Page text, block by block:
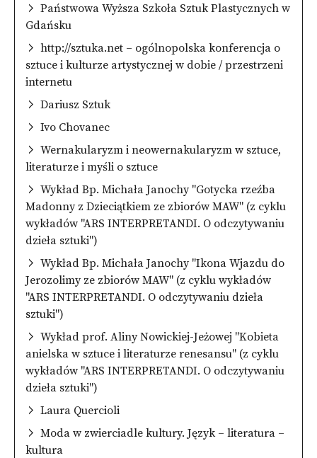
Państwowa Wyższa Szkoła Sztuk Plastycznych w
Gdańsku
http://sztuka.net – ogólnopolska konferencja o
sztuce i kulturze artystycznej w dobie / przestrzeni
internetu
Dariusz Sztuk
Ivo Chovanec
Wernakularyzm i neowernakularyzm w sztuce,
literaturze i myśli o sztuce
Wykład Bp. Michała Janochy "Gotycka rzeźba
Madonny z Dzieciątkiem ze zbiorów MAW" (z cyklu
wykładów "ARS INTERPRETANDI. O odczytywaniu
dzieła sztuki")
Wykład Bp. Michała Janochy "Ikona Wjazdu do
Jerozolimy ze zbiorów MAW" (z cyklu wykładów
"ARS INTERPRETANDI. O odczytywaniu dzieła
sztuki")
Wykład prof. Aliny Nowickiej-Jeżowej "Kobieta
anielska w sztuce i literaturze renesansu" (z cyklu
wykładów "ARS INTERPRETANDI. O odczytywaniu
dzieła sztuki")
Laura Quercioli
Moda w zwierciadle kultury. Język – literatura –
kultura